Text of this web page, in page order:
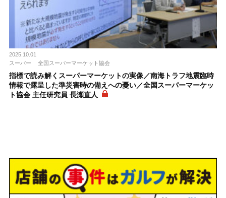
2025.10.01
スーパー
全国スーパーマーケット協会
指標で読み解くスーパーマーケットの実像／南海トラフ地震臨時
情報で露呈した準災害時の備えへの憂い／全国スーパーマーケッ
ト協会 主任研究員 長瀬直人